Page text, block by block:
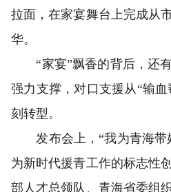
拉面，在家宴舞台上完成从
华。
“家宴”飘香的背后，还有
强力支撑，对口支援从“输
刻转型。
发布会上，“我为青海带
为新时代援青工作的标志性
部人才总领队、青海省委组